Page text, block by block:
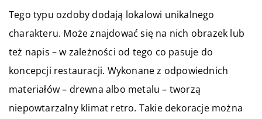
Tego typu ozdoby dodają lokalowi unikalnego
charakteru. Może znajdować się na nich obrazek lub
też napis – w zależności od tego co pasuje do
koncepcji restauracji. Wykonane z odpowiednich
materiałów – drewna albo metalu – tworzą
niepowtarzalny klimat retro. Takie dekoracje można